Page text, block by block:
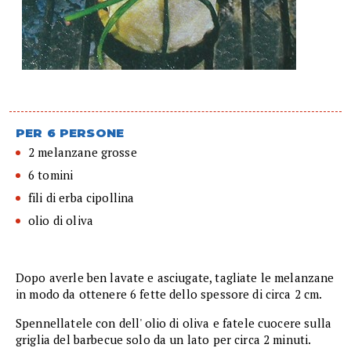
PER 6 PERSONE
2 melanzane grosse
6 tomini
fili di erba cipollina
olio di oliva
Dopo averle ben lavate e asciugate, tagliate le melanzane
in modo da ottenere 6 fette dello spessore di circa 2 cm.
Spennellatele con dell' olio di oliva e fatele cuocere sulla
griglia del barbecue solo da un lato per circa 2 minuti.